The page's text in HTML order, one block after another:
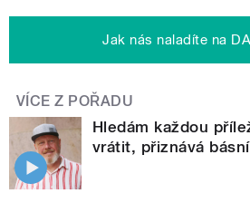
Jak nás naladíte na
VÍCE Z POŘADU
Hledám každou
vrátit, přiznává